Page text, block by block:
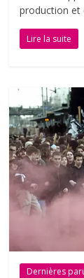
production et
Lire la suite
Dernières